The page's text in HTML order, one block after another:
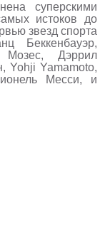
суперскими
истоков до
звезд спорта
Беккенбауэр,
,Дэррил
, Yohji Yamamoto,
Месси, и